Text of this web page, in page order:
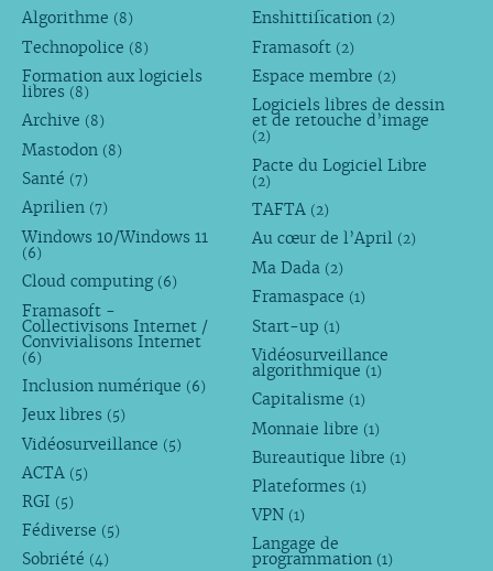
Algorithme (8)
Technopolice (8)
Formation aux logiciels
libres (8)
Archive (8)
Mastodon (8)
Santé (7)
Aprilien (7)
Windows 10/Windows 11
(6)
Cloud computing (6)
Framasoft -
Collectivisons Internet /
Convivialisons Internet
(6)
Inclusion numérique (6)
Jeux libres (5)
Vidéosurveillance (5)
ACTA (5)
RGI (5)
Fédiverse (5)
Sobriété (4)
Enshittification (2)
Framasoft (2)
Espace membre (2)
Logiciels libres de dessin
et de retouche d’image
(2)
Pacte du Logiciel Libre
(2)
TAFTA (2)
Au cœur de l’April (2)
Ma Dada (2)
Framaspace (1)
Start-up (1)
Vidéosurveillance
algorithmique (1)
Capitalisme (1)
Monnaie libre (1)
Bureautique libre (1)
Plateformes (1)
VPN (1)
Langage de
programmation (1)